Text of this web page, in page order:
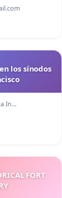
los sínodos
In…
FORT